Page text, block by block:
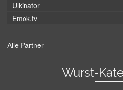
Ulkinator
Emok.tv
Alle Partner
Wurst-